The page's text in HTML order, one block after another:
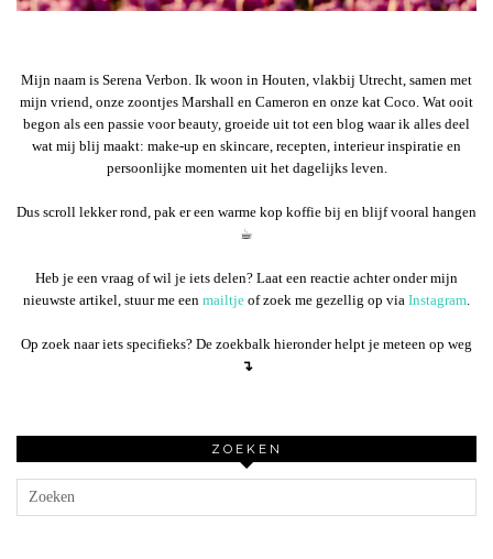
Mijn naam is Serena Verbon. Ik woon in Houten, vlakbij Utrecht, samen met
mijn vriend, onze zoontjes Marshall en Cameron en onze kat Coco. Wat ooit
begon als een passie voor beauty, groeide uit tot een blog waar ik alles deel
wat mij blij maakt: make-up en skincare, recepten, interieur inspiratie en
persoonlijke momenten uit het dagelijks leven.
Dus scroll lekker rond, pak er een warme kop koffie bij en blijf vooral hangen
☕︎
Heb je een vraag of wil je iets delen? Laat een reactie achter onder mijn
nieuwste artikel, stuur me een mailtje of zoek me gezellig op via Instagram
Op zoek naar iets specifieks? De zoekbalk hieronder helpt je meteen op weg
↴
ZOEKEN